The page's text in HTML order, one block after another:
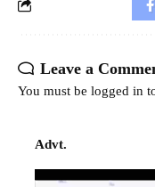
Leave a
You must be logged in
Advt.
Video